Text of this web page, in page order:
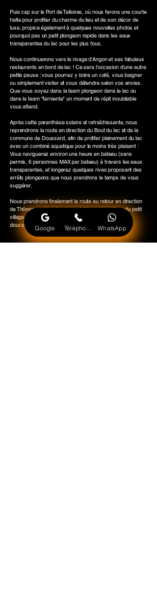
Puis cap sur le Port de Talloires, où nous ferons une courte
halte pour profiter du charme du lieu et de son décor de
luxe, propice également à quelques nouvelles photos et
pourquoi pas un petit plongeon rapide dans les eaux
transparentes du lac pour les plus fous.
Nous continuerons vers le rivage d’Angon et ses fabuleux
restaurants en bord de lac ! Ce sera l’occasion d’une autre
petite pause : vous pourrez y boire un café, vous baigner
ou simplement visiter et vous détendre selon vos envies.
Que vous soyez dans la team plongeon dans le lac ou
dans la team "farniente" un moment de répit inoubliable
vous attend.
Après cette parenthèse solaire et rafraîchissante, nous
reprendrons la route en direction du Bout du lac et de la
commune de Doussard, afin de profiter pleinement du lac
avec un combiné aquatique pour le moins très plaisant :
Vous naviguerez environ une heure en bateau (sans
permis, 6 personnes MAX par bateau) à travers les eaux
transparentes, et longerez quelques rives proposant des
arrêts plongeons que nous prendrons le temps de vous
suggérer.
Nous prendrons finalement la route au retour en direction
de Thônes par les chemins paisibles et forestiers du petit
village d’Alex, pour conclure cette belle aventure en
douceur.
Google WhatsApp